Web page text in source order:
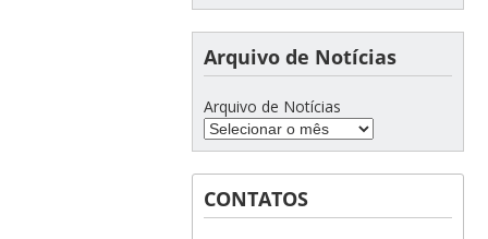
Arquivo de Notícias
Arquivo de Notícias
CONTATOS